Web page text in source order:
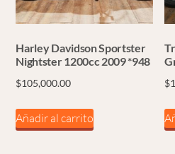
Harley Davidson Sportster
Nightster 1200cc 2009 *948
$105,000.00
Añadir al carrito
$